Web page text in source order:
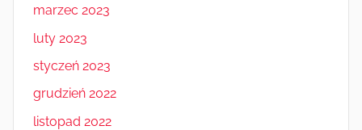
marzec 2023
luty 2023
styczeń 2023
grudzień 2022
listopad 2022